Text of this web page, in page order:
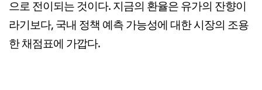
으로 전이되는 것이다. 지금의 환율은 유가의 잔향이
라기보다, 국내 정책 예측 가능성에 대한 시장의 조용
한 채점표에 가깝다.